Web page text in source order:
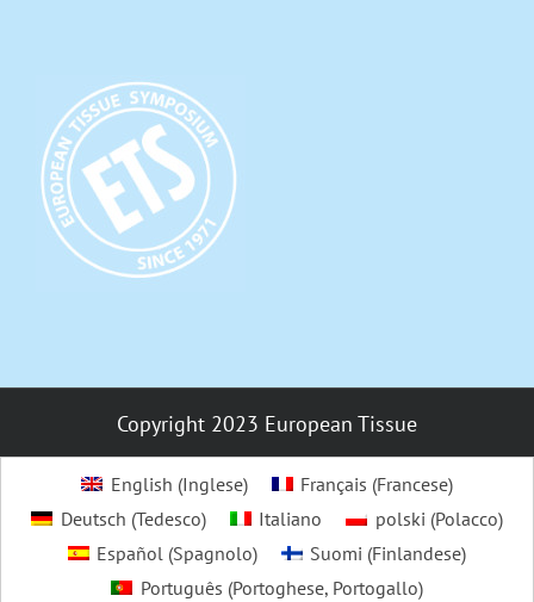
Copyright 2023 European Tissue
English (Inglese) Français (Francese)
Deutsch (Tedesco) Italiano polski (Polacco)
Español (Spagnolo) Suomi (Finlandese)
Português (Portoghese, Portogallo)